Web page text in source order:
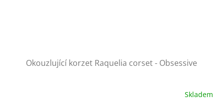
Okouzlující korzet Raquelia corset - Obsessive
Skladem